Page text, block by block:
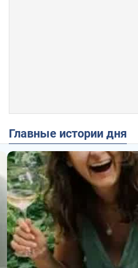
Главные истории дня